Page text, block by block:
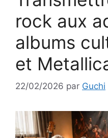
rock aux
albums
et
22/02/2026 par Guchi